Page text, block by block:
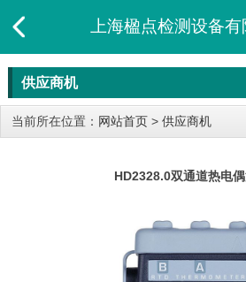
上海楹点检测设备有
供应商机
当前所在位置： 网站首页 > 供应商机
HD2328.0双通道热电